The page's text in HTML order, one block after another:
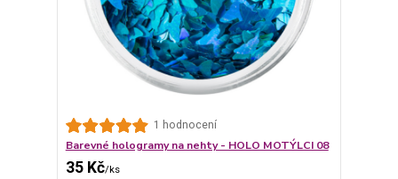
1 hodnocení
Barevné hologramy na nehty - HOLO MOTÝLCI 08
35 Kč/ks